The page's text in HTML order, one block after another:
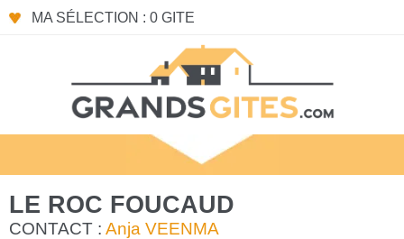
MA SÉLECTION : 0 GITE
LE ROC FOUCAUD
CONTACT : Anja VEENMA